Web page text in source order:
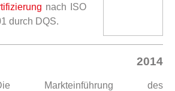
nach ISO
durch DQS.
2014
Markteinführung des